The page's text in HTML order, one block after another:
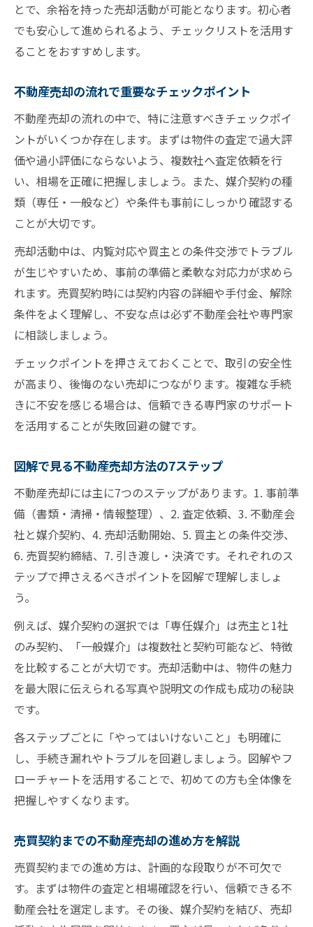
とで、余裕を持った売却活動が可能となります。初心者
でも安心して進められるよう、チェックリストを活用す
ることをおすすめします。
不動産売却の流れで重要なチェックポイント
不動産売却の流れの中で、特に注意すべきチェックポイ
ントがいくつか存在します。まずは物件の査定で過大評
価や過小評価にならないよう、複数社へ査定依頼を行
い、相場を正確に把握しましょう。また、媒介契約の種
類（専任・一般など）や条件も事前にしっかり確認する
ことが大切です。
売却活動中は、内覧対応や買主との条件交渉でトラブル
が生じやすいため、事前の準備と柔軟な対応力が求めら
れます。売買契約時には契約内容の詳細や手付金、解除
条件をよく理解し、不安な点は必ず不動産会社や専門家
に相談しましょう。
チェックポイントを押さえておくことで、取引の安全性
が高まり、後悔のない売却につながります。複雑な手続
きに不安を感じる場合は、信頼できる専門家のサポート
を活用することが失敗回避の鍵です。
図解で見る不動産売却方法の7ステップ
不動産売却には主に7つのステップがあります。1. 事前準
備（書類・清掃・情報整理）、2. 査定依頼、3. 不動産会
社と媒介契約、4. 売却活動開始、5. 買主との条件交渉、
6. 売買契約締結、7. 引き渡し・決済です。それぞれのス
テップで押さえるべきポイントを図解で理解しましょ
う。
例えば、媒介契約の選択では「専任媒介」は売主と1社
のみ契約、「一般媒介」は複数社と契約可能など、特徴
を比較することが大切です。売却活動中は、物件の魅力
を最大限に伝えられる写真や説明文の作成も成功の秘訣
です。
各ステップごとに「やってはいけないこと」も明確に
し、手続き漏れやトラブルを回避しましょう。図解やフ
ローチャートを活用することで、初めての方も全体像を
把握しやすくなります。
売買契約までの不動産売却の進め方を解説
売買契約までの進め方は、計画的な段取りが不可欠で
す。まずは物件の査定と相場確認を行い、信頼できる不
動産会社を選定します。その後、媒介契約を結び、売却